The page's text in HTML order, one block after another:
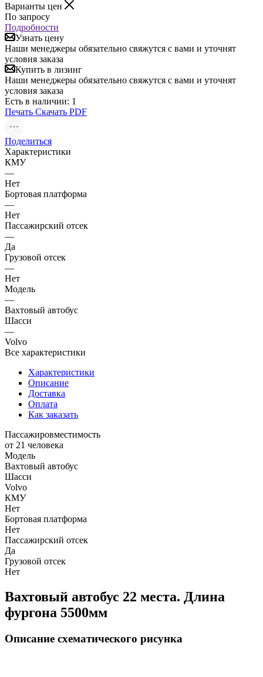
Варианты цен
По запросу
Подробности
Узнать цену
Наши менеджеры обязательно свяжутся с вами и уточнят
условия заказа
Купить в лизинг
Наши менеджеры обязательно свяжутся с вами и уточнят
условия заказа
Есть в наличии: 1
Печать Скачать PDF
Поделиться
Характеристики
КМУ
—
Нет
Бортовая платформа
—
Нет
Пассажирский отсек
—
Да
Грузовой отсек
—
Нет
Модель
—
Вахтовый автобус
Шасси
—
Volvo
Все характеристики
Характеристики
Описание
Доставка
Оплата
Как заказать
Пассажировместимость
от 21 человека
Модель
Вахтовый автобус
Шасси
Volvo
КМУ
Нет
Бортовая платформа
Нет
Пассажирский отсек
Да
Грузовой отсек
Нет
Вахтовый автобус 22 места. Длина
фургона 5500мм
Описание схематического рисунка